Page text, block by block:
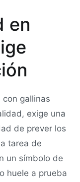
en
gallinas
exige una
de prever los
tarea de
un símbolo de
huele a prueba